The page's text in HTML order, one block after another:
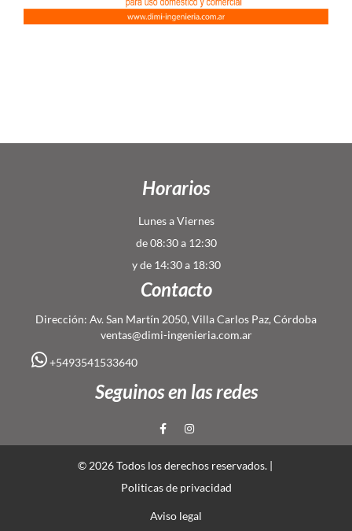
Horarios
Lunes a Viernes
de 08:30 a 12:30
y de 14:30 a 18:30
Contacto
Dirección: Av. San Martín 2050, Villa Carlos Paz, Córdoba
ventas@dimi-ingenieria.com.ar
+5493541533640
Seguinos en las redes
© 2026 Todos los derechos reservados. |
Politicas de privacidad
Aviso legal